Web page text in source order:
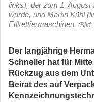
links), der zum 1.
wurde, und Martin Kühl
Etikettiermaschinen. (Bild:
Der langjährige
Schneller hat für
Rückzug aus dem
Beirat des auf